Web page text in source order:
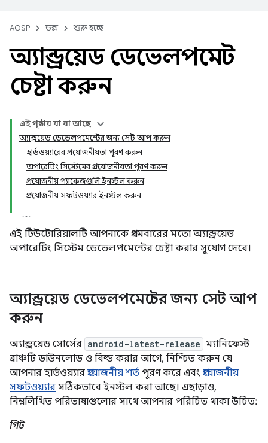
AOSP ডক্স শুরু হচ্ছে
অ্যান্ড্রয়েড ডেভেলপমেন্ট
চেষ্টা করুন
এই পৃষ্ঠায় যা যা আছে
অ্যান্ড্রয়েড ডেভেলপমেন্টের জন্য সেট আপ করুন
হার্ডওয়্যারের প্রয়োজনীয়তা পূরণ করুন
অপারেটিং সিস্টেমের প্রয়োজনীয়তা পূরণ করুন
প্রয়োজনীয় প্যাকেজগুলি ইনস্টল করুন
প্রয়োজনীয় সফটওয়্যার ইনস্টল করুন
এই টিউটোরিয়ালটি আপনাকে প্রথমবারের মতো অ্যান্ড্রয়েড
অপারেটিং সিস্টেম ডেভেলপমেন্টের চেষ্টা করার সুযোগ দেবে।
অ্যান্ড্রয়েড ডেভেলপমেন্টের জন্য সেট আপ
করুন
অ্যান্ড্রয়েড সোর্সের android-latest-release ম্যানিফেস্ট
ব্রাঞ্চটি ডাউনলোড ও বিল্ড করার আগে, নিশ্চিত করুন যে
আপনার হার্ডওয়্যার প্রয়োজনীয় শর্ত পূরণ করে এবং প্রয়োজনীয়
সফটওয়্যার সঠিকভাবে ইনস্টল করা আছে। এছাড়াও,
নিম্নলিখিত পরিভাষাগুলোর সাথে আপনার পরিচিত থাকা উচিত:
গিট